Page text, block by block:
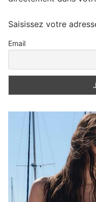
Saisissez votre
Email